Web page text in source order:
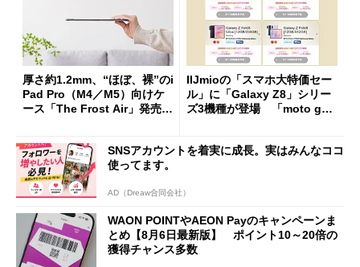
厚さ約1.2mm、“ほぼ、裸”のi
Pad Pro（M4／M5）向けケ
ース「The Frost Air」発売
IIJmioの「スマホ大特価セー
ル」に「Galaxy Z8」シリー
ズ3機種が登場 「moto g37
SNSアカウントを着実に成長。実はみんなココ
使ってます。
AD（Dreaw合同会社）
WAON POINTやAEON Payのキャンペーンま
とめ【8月6日最新版】 ポイント10～20倍の
獲得チャンス多数